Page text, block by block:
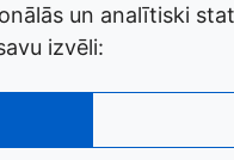
un analītiski
izvēli: